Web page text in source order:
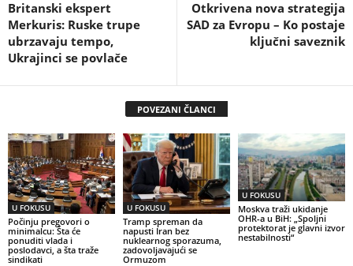
Britanski ekspert
Merkuris: Ruske trupe
ubrzavaju tempo,
Ukrajinci se povlače
Otkrivena nova strategija
SAD za Evropu – Ko postaje
ključni saveznik
POVEZANI ČLANCI
U FOKUSU
Počinju pregovori o
minimalcu: Šta će
ponuditi vlada i
poslodavci, a šta traže
sindikati
U FOKUSU
Tramp spreman da
napusti Iran bez
nuklearnog sporazuma,
zadovoljavajući se
Ormuzom
U FOKUSU
Moskva traži ukidanje
OHR-a u BiH: „Spoljni
protektorat je glavni izvor
nestabilnosti“